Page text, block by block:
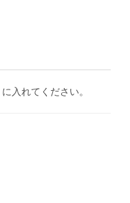
入れてください。